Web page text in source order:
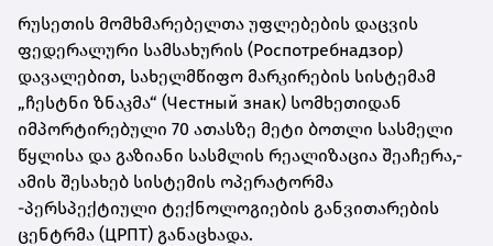
რუსეთის მომხმარებელთა უფლებების დაცვის
ფედერალური სამსახურის (Роспотребнадзор)
დავალებით, სახელმწიფო მარკირების სისტემამ
„ჩესტნი ზნაკმა“ (Честный знак) სომხეთიდან
იმპორტირებული 70 ათასზე მეტი ბოთლი სასმელი
წყლისა და გაზიანი სასმლის რეალიზაცია შეაჩერა,-
ამის შესახებ სისტემის ოპერატორმა
-პერსპექტიული ტექნოლოგიების განვითარების
ცენტრმა (ЦРПТ) განაცხადა.